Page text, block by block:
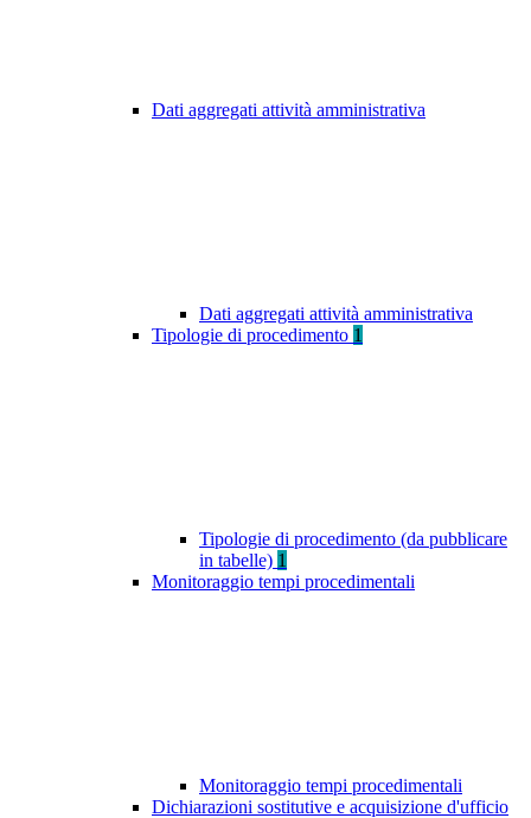
Dati aggregati attività amministrativa
Dati aggregati attività amministrativa
Tipologie di procedimento 1
Tipologie di procedimento (da pubblicare
in tabelle) 1
Monitoraggio tempi procedimentali
Monitoraggio tempi procedimentali
Dichiarazioni sostitutive e acquisizione d'ufficio